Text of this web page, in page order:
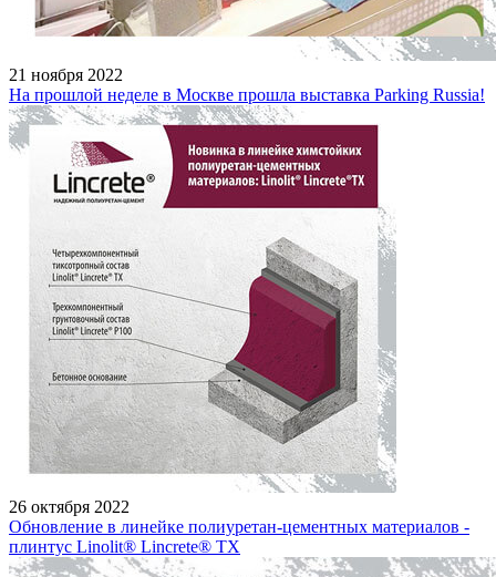
21 ноября 2022
На прошлой неделе в Москве прошла выставка Parking Russia!
26 октября 2022
Обновление в линейке полиуретан-цементных материалов -
плинтус Linolit® Lincrete® ТХ